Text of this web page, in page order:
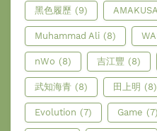
黑色履歷 (9) AMAKUSA
Muhammad Ali (8)
nWo (8) 吉江豐 (8)
武知海青 (8) 田上明 (8)
Evolution (7) Game (7)